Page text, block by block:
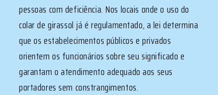
pessoas com deficiência. Nos locais onde o uso do
colar de girassol já é regulamentado, a lei determina
que os estabelecimentos públicos e privados
orientem os funcionários sobre seu significado e
garantam o atendimento adequado aos seus
portadores sem constrangimentos.